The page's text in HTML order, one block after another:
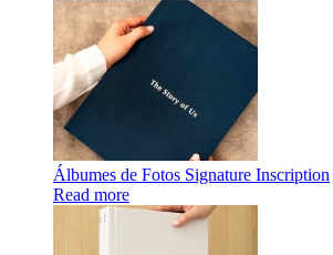
Álbumes de Fotos Signature Inscription
Read more